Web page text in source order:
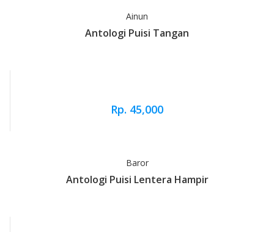
Ainun
Antologi Puisi Tangan
Rp. 45,000
Baror
Antologi Puisi Lentera Hampir